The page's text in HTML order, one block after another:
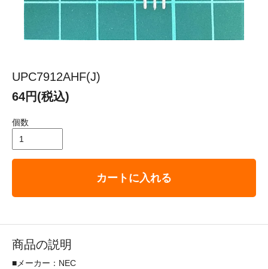
UPC7912AHF(J)
64円(税込)
個数
カートに入れる
商品の説明
■メーカー：NEC